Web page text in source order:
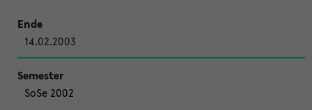
14.02.2003
SoSe 2002